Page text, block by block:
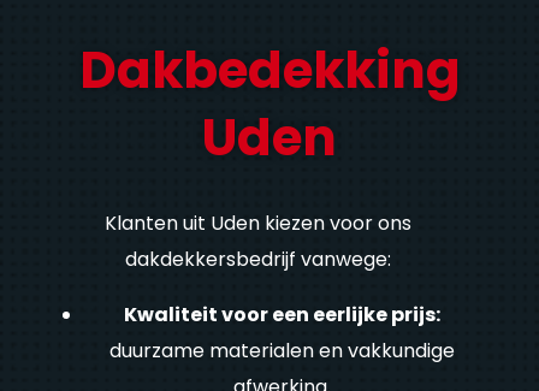
Dakbedekking
Uden
Klanten uit Uden kiezen voor ons
dakdekkersbedrijf vanwege:
Kwaliteit voor een eerlijke prijs:
duurzame materialen en vakkundige